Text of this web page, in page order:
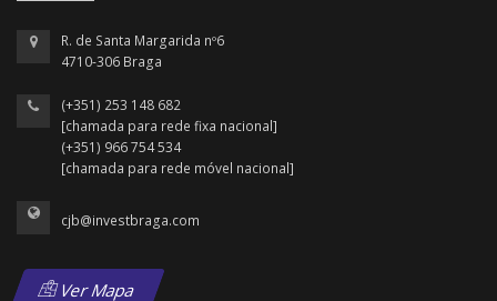
R. de Santa Margarida nº6
4710-306 Braga
(+351) 253 148 682
[chamada para rede fixa nacional]
(+351) 966 754 534
[chamada para rede móvel nacional]
cjb@investbraga.com
Ver Mapa